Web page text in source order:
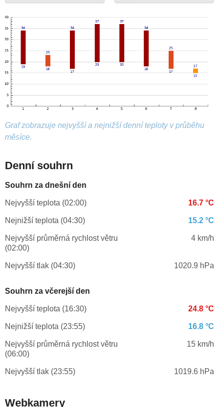
Graf zobrazuje nejvyšší a nejnižší denní teploty v průběhu
měsíce.
Denní souhrn
Souhrn za dnešní den
Nejvyšší teplota (02:00) 16.7 °C
Nejnižší teplota (04:30) 15.2 °C
Nejvyšší průměrná rychlost větru
(02:00)
4 km/h
Nejvyšší tlak (04:30) 1020.9 hPa
Souhrn za včerejší den
Nejvyšší teplota (16:30) 24.8 °C
Nejnižší teplota (23:55) 16.8 °C
Nejvyšší průměrná rychlost větru
(06:00)
15 km/h
Nejvyšší tlak (23:55) 1019.6 hPa
Webkamery